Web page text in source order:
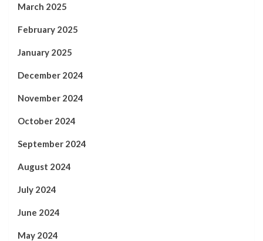
March 2025
February 2025
January 2025
December 2024
November 2024
October 2024
September 2024
August 2024
July 2024
June 2024
May 2024